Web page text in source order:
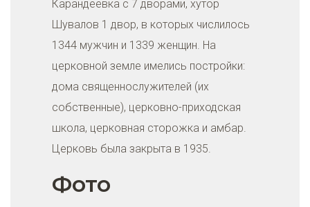
Карандеевка с 7 дворами, хутор
Шувалов 1 двор, в которых числилось
1344 мужчин и 1339 женщин. На
церковной земле имелись постройки:
дома священнослужителей (их
собственные), церковно-приходская
школа, церковная сторожка и амбар.
Церковь была закрыта в 1935.
Фото